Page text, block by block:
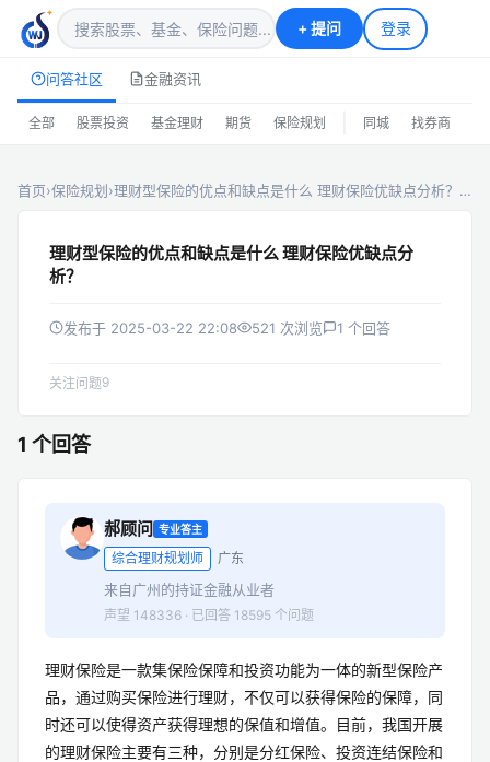
+提问 登录
问答社区 金融资讯
全部 股票投资 基金理财 期货 保险规划 同城 找券商
首页›保险规划›理财型保险的优点和缺点是什么 理财保险优缺点分析？…
理财型保险的优点和缺点是什么 理财保险优缺点分
析？
发布于 2025-03-22 22:08 521 次浏览 1 个回答
关注问题9
1 个回答
郝顾问 专业答主
综合理财规划师 广东
来自广州的持证金融从业者
声望 148336 · 已回答 18595 个问题
理财保险是一款集保险保障和投资功能为一体的新型保险产
品，通过购买保险进行理财，不仅可以获得保险的保障，同
时还可以使得资产获得理想的保值和增值。目前，我国开展
的理财保险主要有三种，分别是分红保险、投资连结保险和